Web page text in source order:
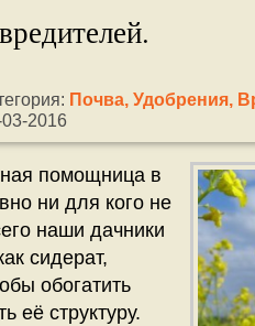
Почва, Удобрения,
2016
помощница в
ни для кого не
наши дачники
сидерат,
обогатить
её структуру.